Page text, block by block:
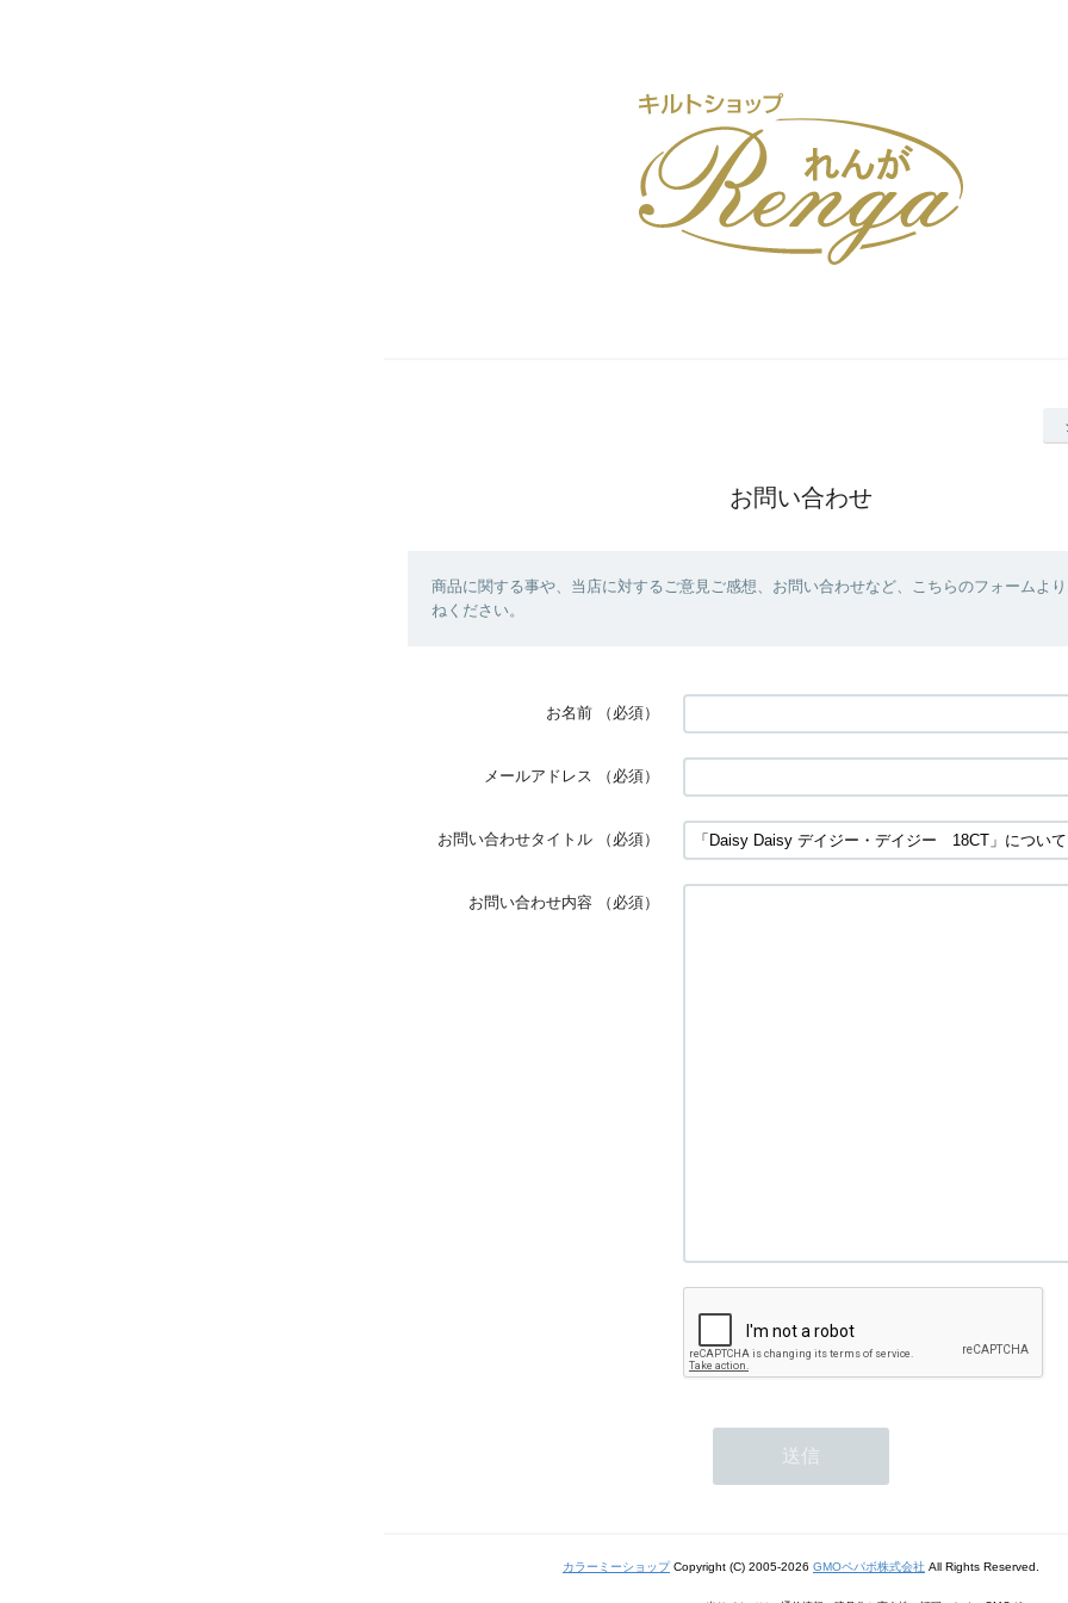
お問い合わせ
商品に関する事や、当店に対するご意見ご感想、お問い合わせなど、こちらのフォームよ
ねください。
お名前 （必須）
メールアドレス （必須）
お問い合わせタイトル （必須）
お問い合わせ内容 （必須）
カラーミーショップCopyright (C) 2005-2026 GMOペパボ株式会社 All Rights Reserved.